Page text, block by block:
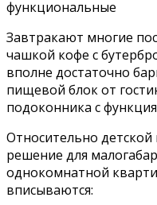
функциональные
Завтракают многие
чашкой кофе с
вполне достаточно
пищевой блок от
подоконника с
Относительно
решение для
однокомнатной
вписываются: